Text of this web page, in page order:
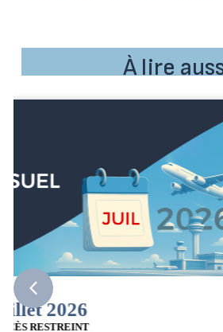
À lire
Grève chez easyJet
05/08/2026